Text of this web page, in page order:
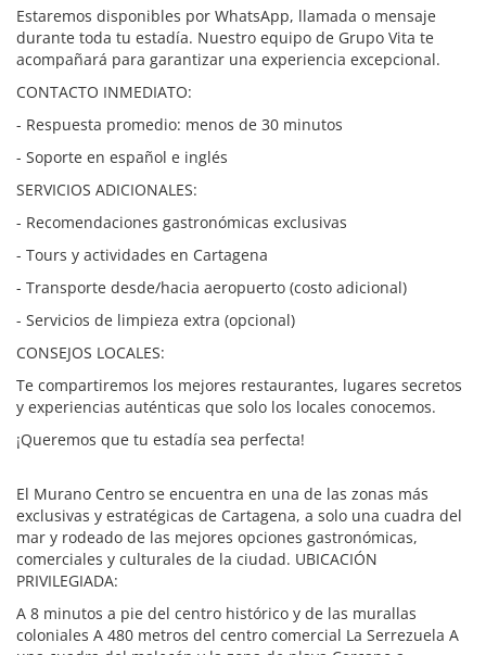
Estaremos disponibles por WhatsApp, llamada o mensaje
durante toda tu estadía. Nuestro equipo de Grupo Vita te
acompañará para garantizar una experiencia excepcional.
CONTACTO INMEDIATO:
- Respuesta promedio: menos de 30 minutos
- Soporte en español e inglés
SERVICIOS ADICIONALES:
- Recomendaciones gastronómicas exclusivas
- Tours y actividades en Cartagena
- Transporte desde/hacia aeropuerto (costo adicional)
- Servicios de limpieza extra (opcional)
CONSEJOS LOCALES:
Te compartiremos los mejores restaurantes, lugares secretos
y experiencias auténticas que solo los locales conocemos.
¡Queremos que tu estadía sea perfecta!
El Murano Centro se encuentra en una de las zonas más
exclusivas y estratégicas de Cartagena, a solo una cuadra del
mar y rodeado de las mejores opciones gastronómicas,
comerciales y culturales de la ciudad. UBICACIÓN
PRIVILEGIADA:
A 8 minutos a pie del centro histórico y de las murallas
coloniales A 480 metros del centro comercial La Serrezuela A